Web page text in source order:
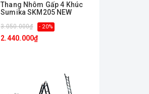
Thang Nhôm Gấp 4 Khúc
Sumika SKM205 NEW
3.050.000₫ - 20%
2.440.000₫